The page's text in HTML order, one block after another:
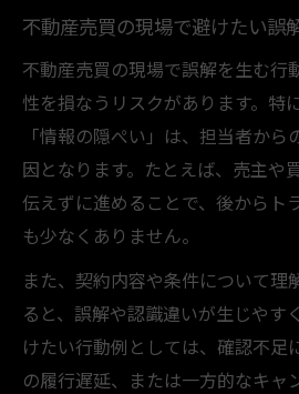
不動産売買の現場で避けたい誤
不動産売買の現場で誤解を生む行
性を損なうリスクがあります。特
「情報の隠ぺい」は、担当者か
因となります。たとえば、売主や
伝えずに進めることで、後からト
も少なくありません。
また、契約内容や条件について理
ると、誤解や認識違いが生じやす
けたい行動例としては、確認不足
の履行遅延、または一方的なキャ